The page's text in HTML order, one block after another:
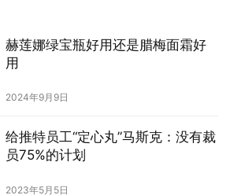
赫莲娜绿宝瓶好用还是腊梅面霜好
用
2024年9月9日
给推特员工“定心丸”马斯克：没有裁
员75%的计划
2023年5月5日